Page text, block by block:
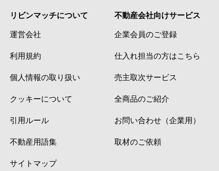
リビンマッチについて
運営会社
利用規約
個人情報の取り扱い
クッキーについて
引用ルール
不動産用語集
サイトマップ
不動産会社向けサービス
企業会員のご登録
仕入れ担当の方はこちら
売主取次サービス
全商品のご紹介
お問い合わせ（企業用）
取材のご依頼